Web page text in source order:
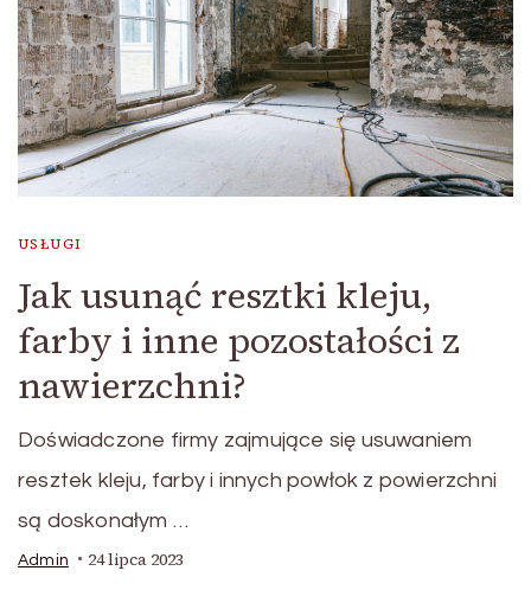
USŁUGI
Jak usunąć resztki kleju,
farby i inne pozostałości z
nawierzchni?
Doświadczone firmy zajmujące się usuwaniem
resztek kleju, farby i innych powłok z powierzchni
są doskonałym …
Admin 24 lipca 2023